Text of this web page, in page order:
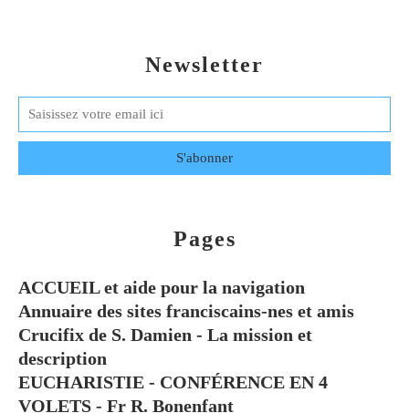
Newsletter
Pages
ACCUEIL et aide pour la navigation
Annuaire des sites franciscains-nes et amis
Crucifix de S. Damien - La mission et
description
EUCHARISTIE - CONFÉRENCE EN 4
VOLETS - Fr R. Bonenfant